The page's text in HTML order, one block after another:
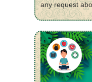
any request